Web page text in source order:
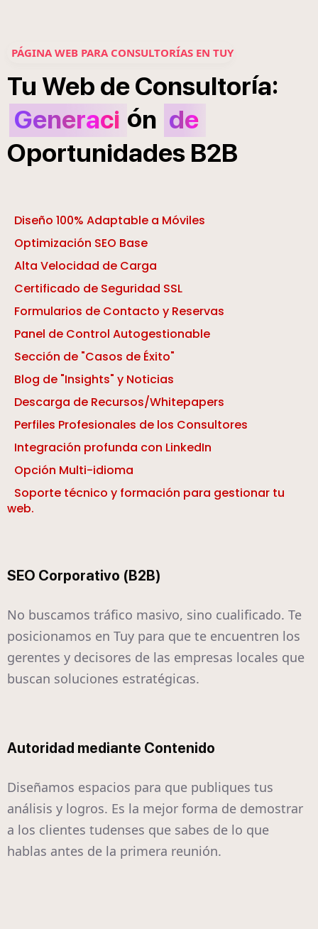
PÁGINA WEB PARA CONSULTORÍAS EN TUY
Tu Web deConsultoría:
Generaci ón de
Oportunidades B2B
Diseño 100% Adaptable a Móviles
Optimización SEO Base
Alta Velocidad de Carga
Certificado de Seguridad SSL
Formularios de Contacto y Reservas
Panel de Control Autogestionable
Sección de "Casos de Éxito"
Blog de "Insights" y Noticias
Descarga de Recursos/Whitepapers
Perfiles Profesionales de los Consultores
Integración profunda con LinkedIn
Opción Multi-idioma
Soporte técnico y formación para gestionar tu
web.
SEO Corporativo (B2B)
No buscamos tráfico masivo, sino cualificado. Te
posicionamos en Tuy para que te encuentren los
gerentes y decisores de las empresas locales que
buscan soluciones estratégicas.
Autoridad mediante Contenido
Diseñamos espacios para que publiques tus
análisis y logros. Es la mejor forma de demostrar
a los clientes tudenses que sabes de lo que
hablas antes de la primera reunión.